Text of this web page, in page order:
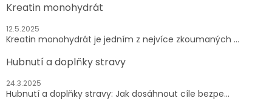
Kreatin monohydrát
12.5.2025
Kreatin monohydrát je jedním z nejvíce zkoumaných ...
Hubnutí a doplňky stravy
24.3.2025
Hubnutí a doplňky stravy: Jak dosáhnout cíle bezpe...